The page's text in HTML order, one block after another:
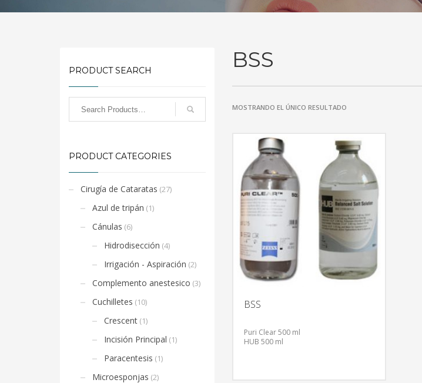
BSS
MOSTRANDO EL ÚNICO RESULTADO
BSS
Puri Clear 500 ml
HUB 500 ml
PRODUCT SEARCH
PRODUCT CATEGORIES
Cirugía de Cataratas (27)
Azul de tripán (1)
Cánulas (6)
Hidrodisección (4)
Irrigación - Aspiración (2)
Complemento anestesico (3)
Cuchilletes (10)
Crescent (1)
Incisión Principal (1)
Paracentesis (1)
Microesponjas (2)